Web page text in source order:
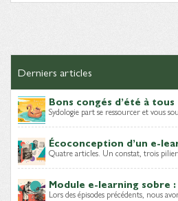
Derniers articles
Bons congés d’été à tous
Sydologie part se ressourcer et vous
Écoconception d’un e-
Quatre articles. Un constat, trois
Module e-learning sobre
Lors des épisodes précédents, nous